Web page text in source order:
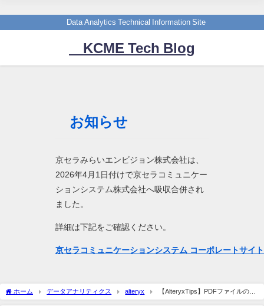
Data Analytics Technical Information Site
KCME Tech Blog
お知らせ
京セラみらいエンビジョン株式会社は、
2026年4月1日付けで京セラコミュニケー
ションシステム株式会社へ吸収合併され
ました。
詳細は下記をご確認ください。
京セラコミュニケーションシステム コーポレートサイ
ホーム データアナリティクス alteryx
【AlteryxTips】PDFファイルのフ
ッターに日付を表示する方法